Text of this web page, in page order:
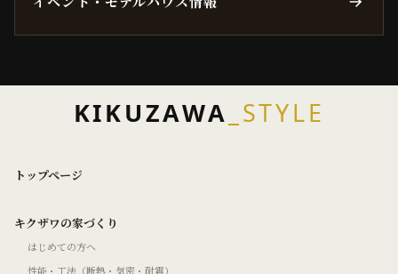
KIKUZAWA _STYLE
トップページ
キクザワの家づくり
はじめての方へ
性能・工法（断熱・気密・耐震）